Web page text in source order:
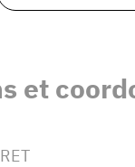
et